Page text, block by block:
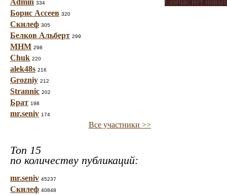
Admin 334
Борис Ассеев 320
Скилеф 305
Белков Альберт 299
МНМ 298
Chuk 220
alek48s 216
Grozniy 212
Strannic 202
Брат 198
mr.seniv 174
Все участники >>
Топ 15
по количеству публикаций:
mr.seniv 45237
Скилеф 40848
Сейчас нет